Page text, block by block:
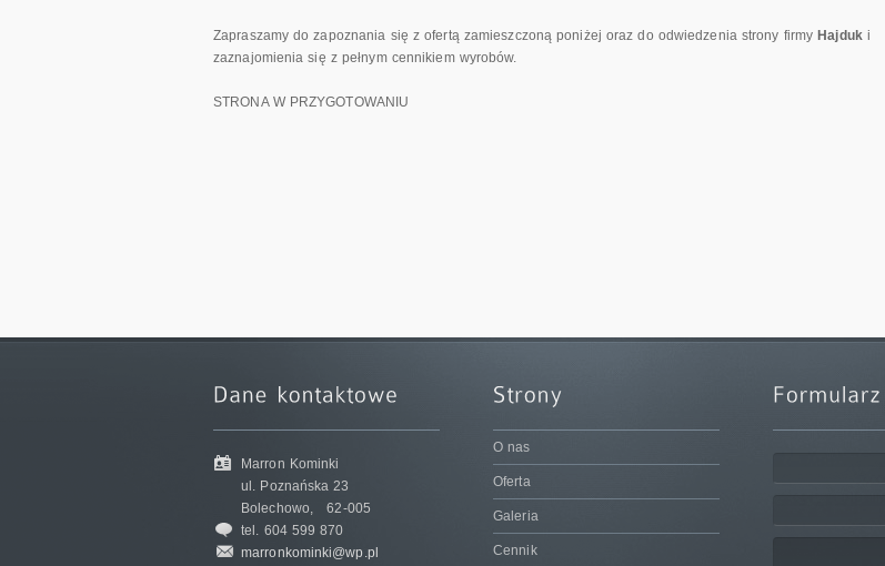
Zapraszamy do zapoznania się z ofertą zamieszczoną poniżej oraz do odwiedzenia strony firmy Hajduki
zaznajomienia się z pełnym cennikiem wyrobów.
STRONA W PRZYGOTOWANIU
Marron Kominki
ul. Poznańska 23
Bolechowo,
62-005
tel. 604 599 870
marronkominki@wp.pl
O nas
Oferta
Galeria
Cennik